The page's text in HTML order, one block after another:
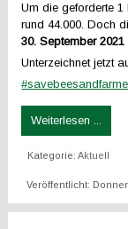
Um die geforderte 1
rund 44.000. Doch
30. September 2021
Unterzeichnet jetzt
Weiterlesen ...
Kategorie:Aktuell
Veröffentlicht: